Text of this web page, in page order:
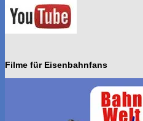
Filme für Eisenbahnfans